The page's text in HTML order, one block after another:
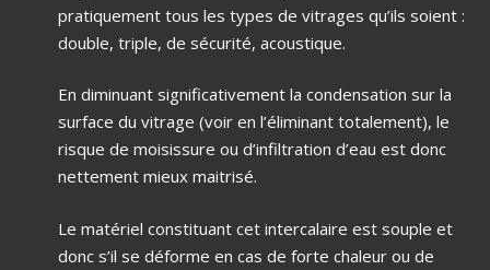
pratiquement tous les types de vitrages qu’ils soient :
double, triple, de sécurité, acoustique.
En diminuant significativement la condensation sur la
surface du vitrage (voir en l’éliminant totalement), le
risque de moisissure ou d’infiltration d’eau est donc
nettement mieux maitrisé.
Le matériel constituant cet intercalaire est souple et
donc s’il se déforme en cas de forte chaleur ou de